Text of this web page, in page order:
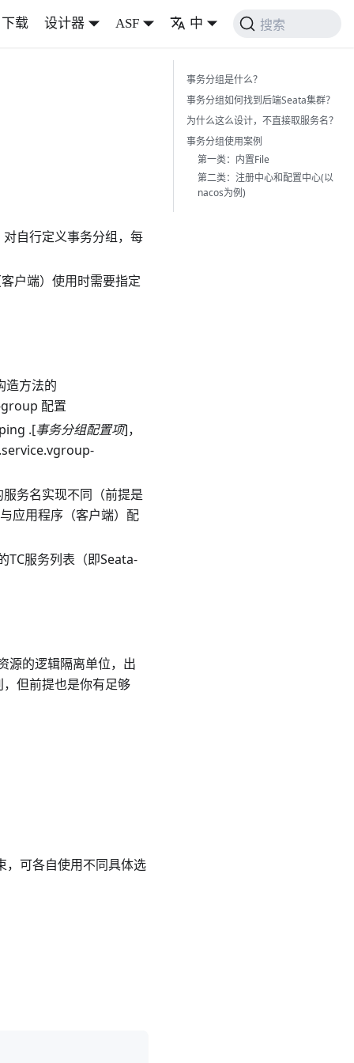
下载 设计器 ASF 中 搜索
自行定义事务分组，每
户端）使用时需要指定
造方法的
配置
.[事务分组配置项]，
务名实现不同（前提是
应用程序（客户端）配
TC服务列表（即Seata-
源的逻辑隔离单位，出
但前提也是你有足够
，可各自使用不同具体选
事务分组是什么？
事务分组如何找到后端Seata集群？
为什么这么设计，不直接取服务名？
事务分组使用案例
第一类：内置File
第二类：注册中心和配置中心(以
nacos为例)